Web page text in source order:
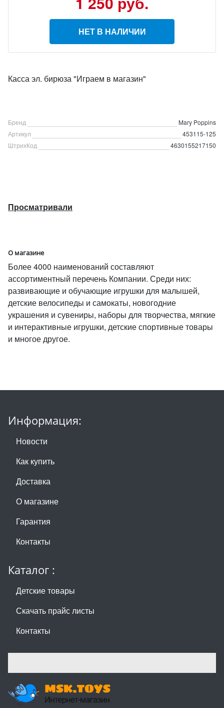
НЕТ В НАЛИЧИИ
Касса эл. бирюза "Играем в магазин"
Бренд
Mary Poppins
Артикул
453115-125
ШтрихКод
4630155217150
Просматривали
О магазине
Более 4000 наименований составляют
ассортиментный перечень Компании. Среди них:
развивающие и обучающие игрушки для малышей,
детские велосипеды и самокаты, новогодние
украшения и сувениры, наборы для творчества, мягкие
и интерактивные игрушки, детские спортивные товары
и многое другое.
Информация:
Новости
Как купить
Доставка
О магазине
Гарантия
Контакты
Каталог :
Детские товары
Скачать прайс листы
Контакты